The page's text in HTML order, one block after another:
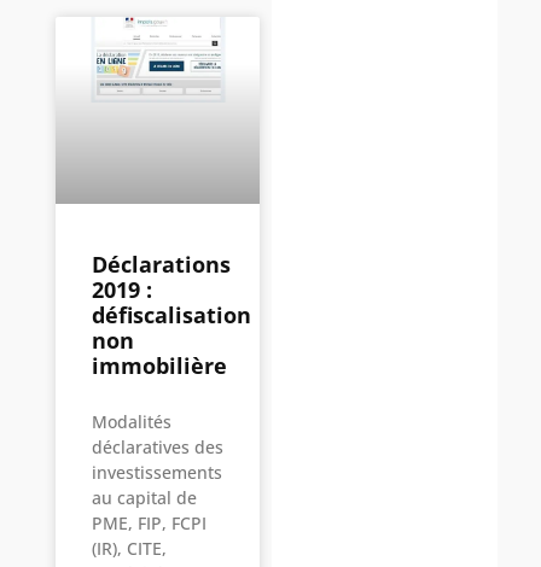
Déclarations
2019 :
défiscalisation
non
immobilière
Modalités
déclaratives des
investissements
au capital de
PME, FIP, FCPI
(IR), CITE,